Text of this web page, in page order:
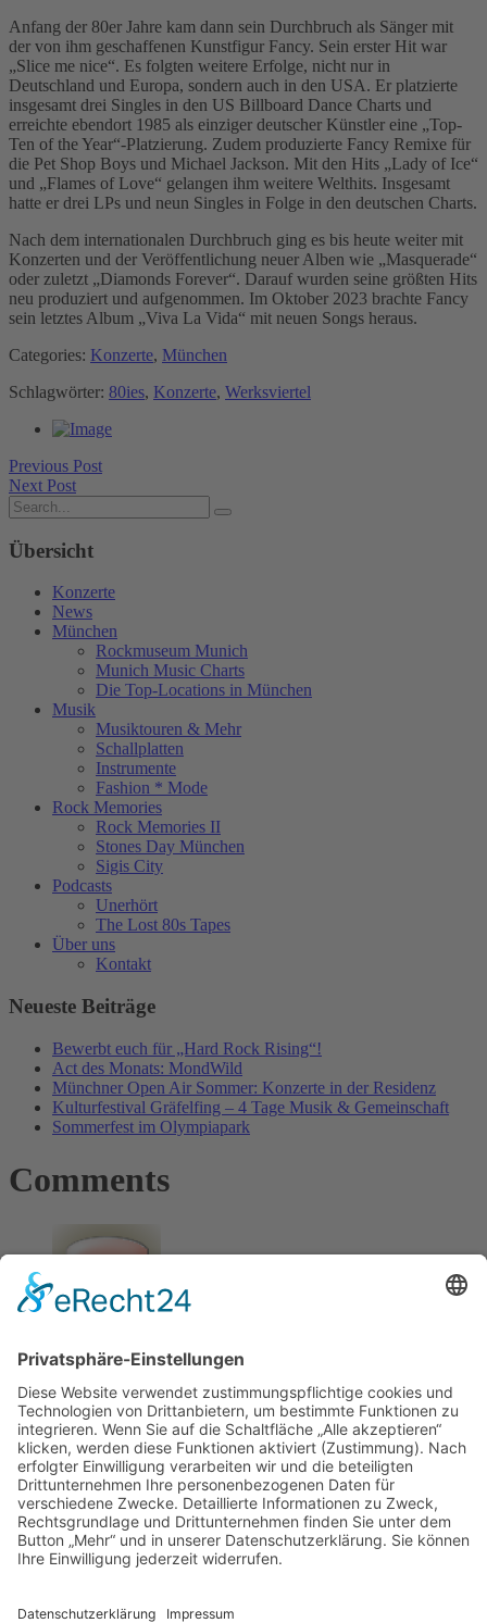
Anfang der 80er Jahre kam dann sein Durchbruch als Sänger mit
der von ihm geschaffenen Kunstfigur Fancy. Sein erster Hit war
„Slice me nice“. Es folgten weitere Erfolge, nicht nur in
Deutschland und Europa, sondern auch in den USA. Er platzierte
insgesamt drei Singles in den US Billboard Dance Charts und
erreichte ebendort 1985 als einziger deutscher Künstler eine „Top-
Ten of the Year“-Platzierung. Zudem produzierte Fancy Remixe für
die Pet Shop Boys und Michael Jackson. Mit den Hits „Lady of Ice“
und „Flames of Love“ gelangen ihm weitere Welthits. Insgesamt
hatte er drei LPs und neun Singles in Folge in den deutschen Charts.
Nach dem internationalen Durchbruch ging es bis heute weiter mit
Konzerten und der Veröffentlichung neuer Alben wie „Masquerade“
oder zuletzt „Diamonds Forever“. Darauf wurden seine größten Hits
neu produziert und aufgenommen. Im Oktober 2023 brachte Fancy
sein letztes Album „Viva La Vida“ mit neuen Songs heraus.
Categories: Konzerte, München
Schlagwörter: 80ies, Konzerte, Werksviertel
Previous Post
Next Post
Übersicht
Konzerte
News
München
Rockmuseum Munich
Munich Music Charts
Die Top-Locations in München
Musik
Musiktouren & Mehr
Schallplatten
Instrumente
Fashion * Mode
Rock Memories
Rock Memories II
Stones Day München
Sigis City
Podcasts
Unerhört
The Lost 80s Tapes
Über uns
Kontakt
Neueste Beiträge
Bewerbt euch für „Hard Rock Rising“!
Act des Monats: MondWild
Münchner Open Air Sommer: Konzerte in der Residenz
Kulturfestival Gräfelfing – 4 Tage Musik & Gemeinschaft
Sommerfest im Olympiapark
Comments
Stern25. Juli 2023 | 18:42
Konzert war viel zu kurz. Kurze Songs – auch wo es lange
Versionen von über 7 Min. gibt. Er hatte vielleicht nicht viele
Top-Hits, aber auch die anderen
Lieder hätte man ausspielen können und nicht in Medley
zusammenpacken, sodass kaum Musik kommt. Er hat viel
geredet – klar ist 77 Jahre alt – aber
dafür hat sich lange Anreise nicht gelohnt. Die Musik ist
klasse , aber auch genau die will man hören.